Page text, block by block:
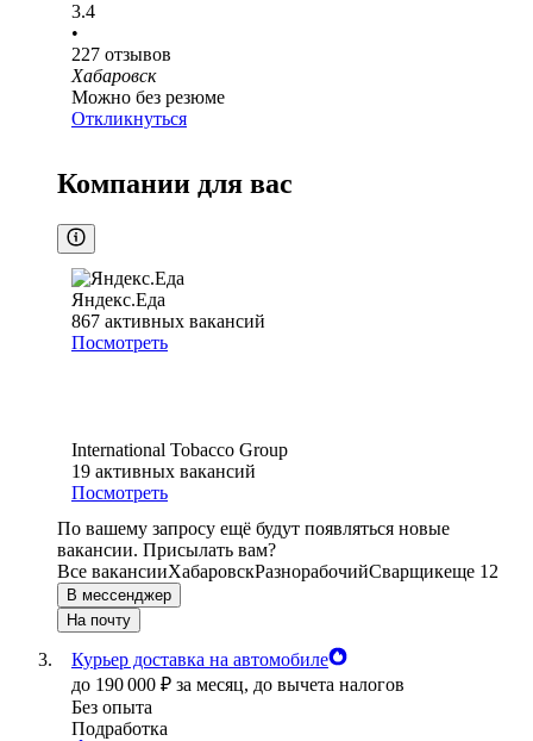
3.4
•
227 отзывов
Хабаровск
Можно без резюме
Откликнуться
Компании для вас
Яндекс.Еда
867 активных вакансий
Посмотреть
International Tobacco Group
19 активных вакансий
Посмотреть
По вашему запросу ещё будут появляться новые
вакансии. Присылать вам?
Все вакансииХабаровскРазнорабочийСварщикеще 12
В мессенджер
На почту
Курьер доставка на автомобиле
до 190 000 ₽ за месяц, до вычета налогов
Без опыта
Подработка